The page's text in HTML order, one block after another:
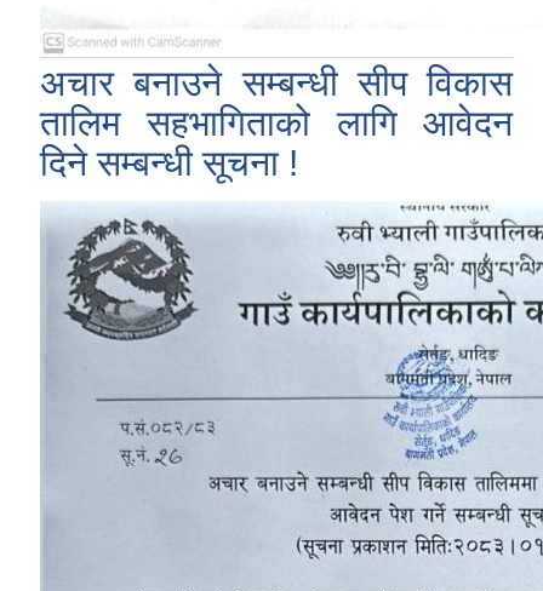
अचार बनाउने सम्बन्धी सीप विकास
तालिम सहभागिताको लागि आवेदन
दिने सम्बन्धी सूचना !